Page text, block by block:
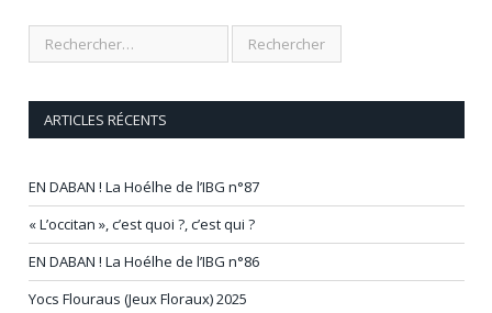
ARTICLES RÉCENTS
EN DABAN ! La Hoélhe de l’IBG n°87
« L’occitan », c’est quoi ?, c’est qui ?
EN DABAN ! La Hoélhe de l’IBG n°86
Yocs Flouraus (Jeux Floraux) 2025